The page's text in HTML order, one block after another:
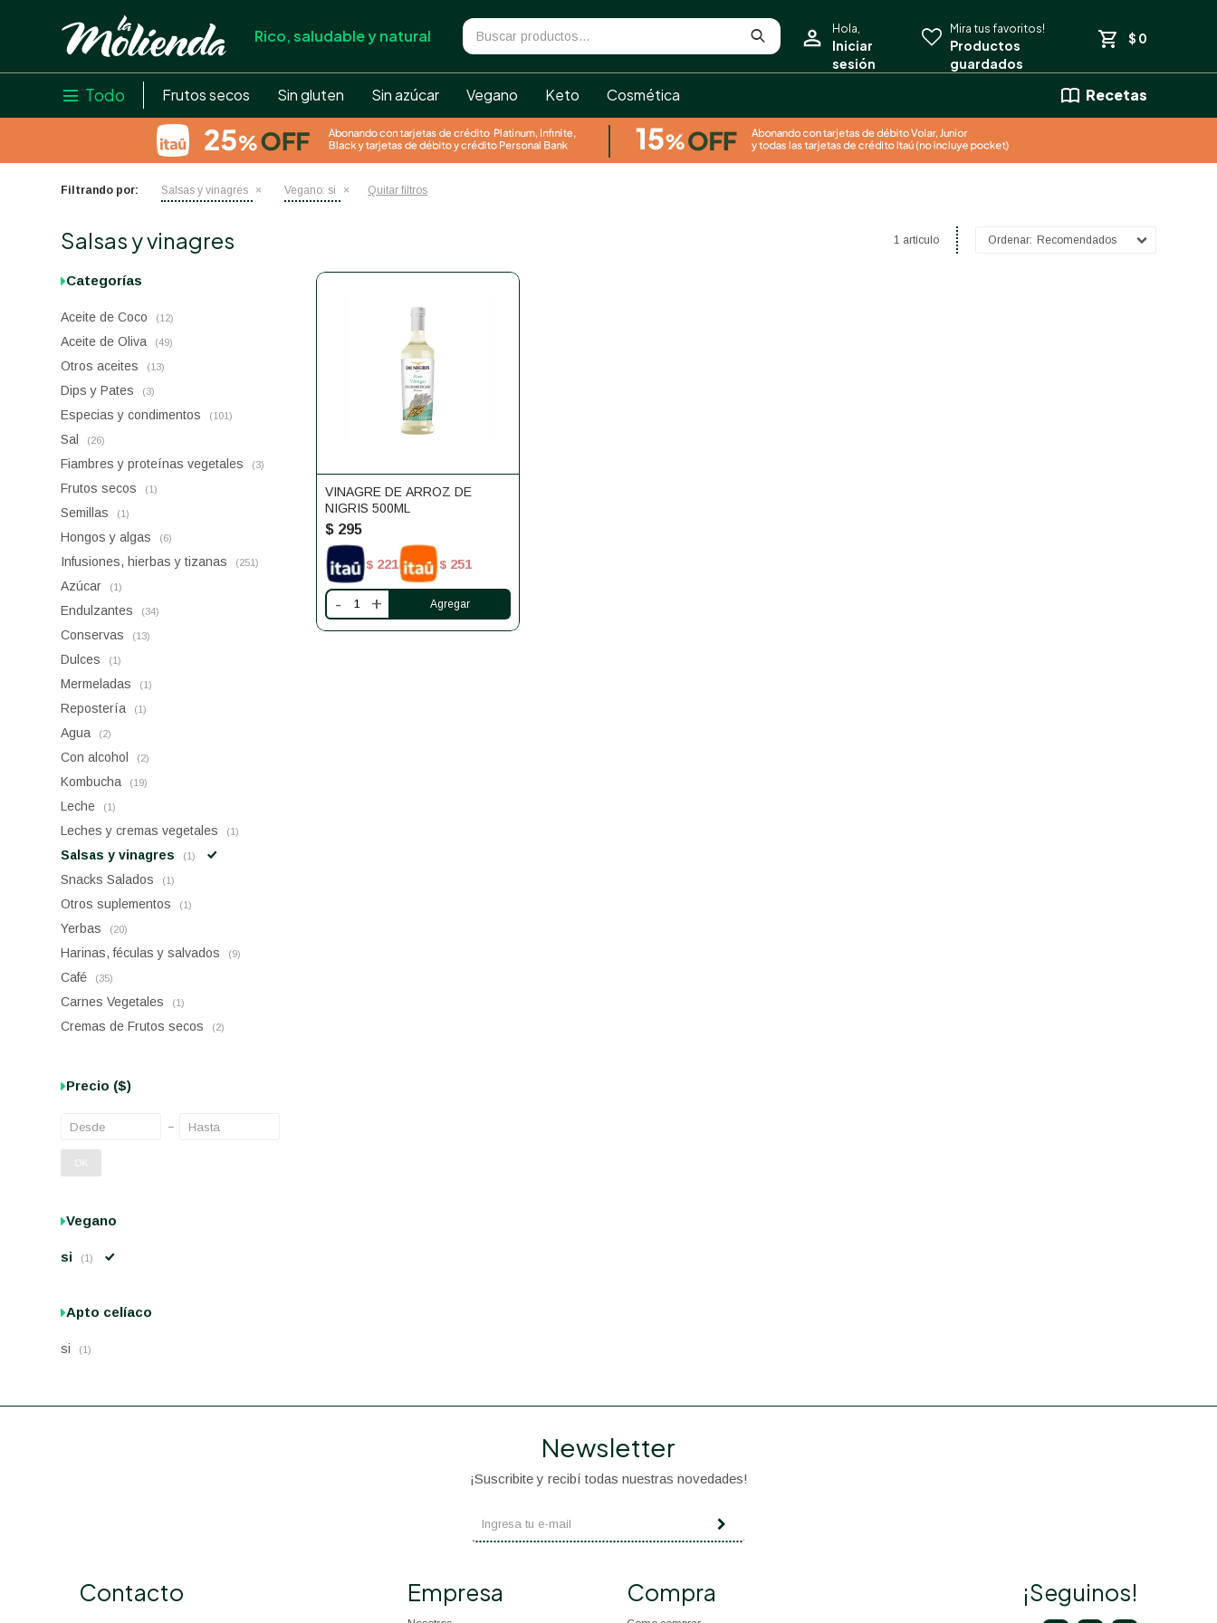
Rico, saludable y natural
 Todo Frutos secos Sin gluten Sin azúcar Vegano Keto Cosmética Recetas
$ 0
Filtrando por: Salsas y vinagres Vegano: si Quitar filtros
1 artículo Recomendados
VINAGRE DE ARROZ DE
NIGRIS 500ML
$ 295
$ 221 $ 251
- +
Salsas y vinagres
Categorías
Aceite de Coco (12)
Aceite de Oliva (49)
Otros aceites (13)
Dips y Pates (3)
Especias y condimentos (101)
Sal (26)
Fiambres y proteínas vegetales (3)
Frutos secos (1)
Semillas (1)
Hongos y algas (6)
Infusiones, hierbas y tizanas (251)
Azúcar (1)
Endulzantes (34)
Conservas (13)
Dulces (1)
Mermeladas (1)
Repostería (1)
Agua (2)
Con alcohol (2)
Kombucha (19)
Leche (1)
Leches y cremas vegetales (1)
Salsas y vinagres (1)
Snacks Salados (1)
Otros suplementos (1)
Yerbas (20)
Harinas, féculas y salvados (9)
Café (35)
Carnes Vegetales (1)
Cremas de Frutos secos (2)
Precio ($)
OK
Vegano
si (1)
Apto celíaco
si (1)
Contacto Empresa Compra
Newsletter
¡Suscribite y recibí todas nuestras novedades!
¡Seguinos!
close
store
local_shipping
credit_card
help